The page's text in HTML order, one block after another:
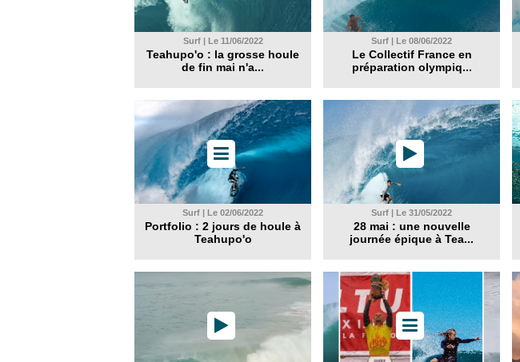
Surf | Le 11/06/2022
Teahupo'o : la grosse houle
de fin mai n'a...
Surf | Le 08/06/2022
Le Collectif France en
préparation olympiq...
Surf | Le 02/06/2022
Portfolio : 2 jours de houle à
Teahupo'o
Surf | Le 31/05/2022
28 mai : une nouvelle
journée épique à Tea...